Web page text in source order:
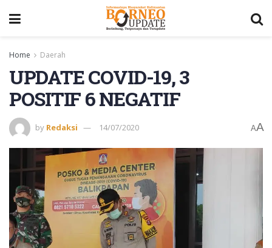
Home Daerah
UPDATE COVID-19, 3
POSITIF 6 NEGATIF
by Redaksi 14/07/2020 AA